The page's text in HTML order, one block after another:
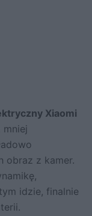
Xiaomi
mniej
obraz z kamer.
idzie, finalnie